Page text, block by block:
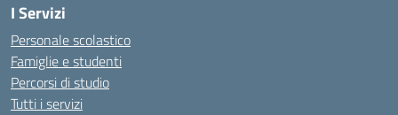
I Servizi
Personale scolastico
Famiglie e studenti
Percorsi di studio
Tutti i servizi